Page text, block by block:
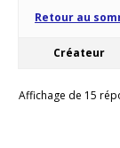
Retour au
Créateur
Affichage de 15